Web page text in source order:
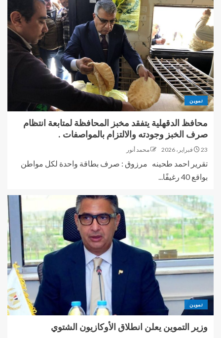
تموين
محافظ الدقهلية يتفقد مخبز المحافظة لمتابعة انتظام
صرف الخبز وجودته والالتزام بالمواصفات .
23 فبراير، 2026 محمد أنور
تقرير احمد طحينه مرزوق : صرف بطاقة واحدة لكل مواطن
بواقع 40 رغيفًا...
تموين
وزير التموين يعلن انطلاق الأوكازيون الشتوي